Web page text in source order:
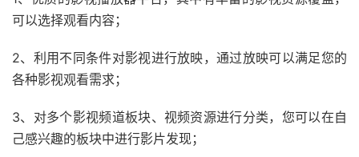
可以选择观看内容；
2、利用不同条件对影视进行放映，通过放映可以满足您的
各种影视观看需求；
3、对多个影视频道板块、视频资源进行分类，您可以在自
己感兴趣的板块中进行影片发现；